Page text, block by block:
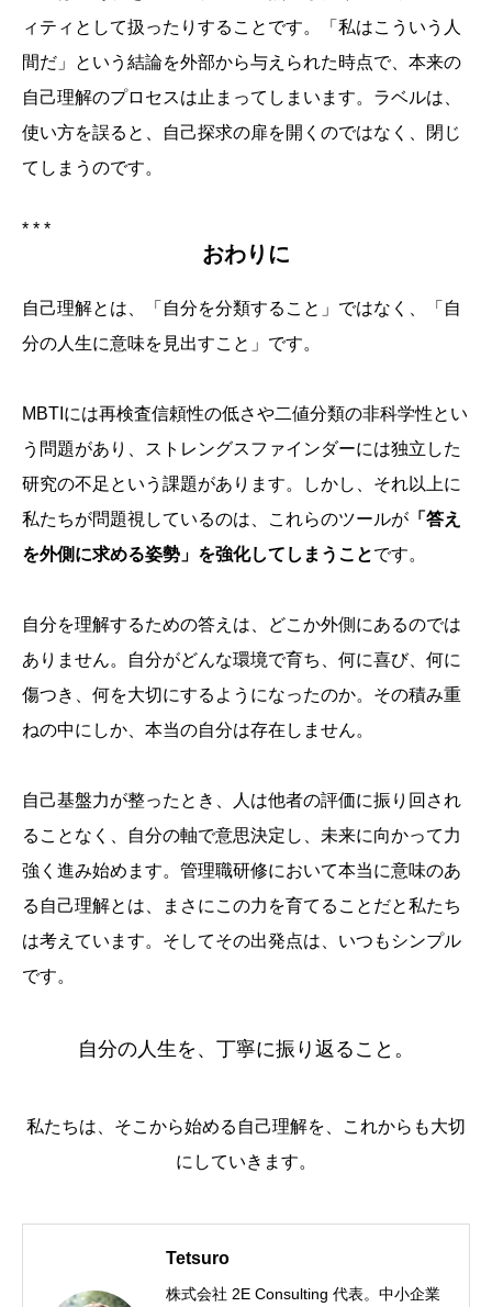
ィティとして扱ったりすることです。「私はこういう人
間だ」という結論を外部から与えられた時点で、本来の
自己理解のプロセスは止まってしまいます。 ラベルは、
使い方を誤ると、自己探求の扉を開くのではなく、閉じ
てしまうのです。
* * *
おわりに
自己理解とは、「自分を分類すること」ではなく、「自
分の人生に意味を見出すこと」です。
MBTIには再検査信頼性の低さや二値分類の非科学性とい
う問題があり、ストレングスファインダーには独立した
研究の不足という課題があります。しかし、それ以上に
私たちが問題視しているのは、これらのツールが 「答え
を外側に求める姿勢」を強化してしまうことです。
自分を理解するための答えは、どこか外側にあるのでは
ありません。自分がどんな環境で育ち、何に喜び、何に
傷つき、何を大切にするようになったのか。その積み重
ねの中にしか、本当の自分は存在しません。
自己基盤力が整ったとき、人は他者の評価に振り回され
ることなく、自分の軸で意思決定し、未来に向かって力
強く進み始めます。管理職研修において本当に意味のあ
る自己理解とは、まさにこの力を育てることだと私たち
は考えています。そしてその出発点は、いつもシンプル
です。
自分の人生を、丁寧に振り返ること。
私たちは、そこから始める自己理解を、これからも大切
にしていきます。
Tetsuro
株式会社 2E Consulting 代表。中小企業